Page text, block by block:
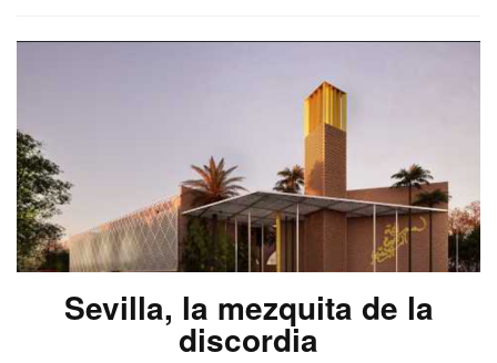
Sevilla, la mezquita de la
discordia